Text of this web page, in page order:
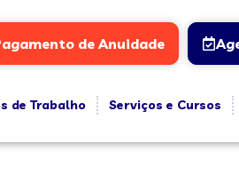
de Anuidade
de Trabalho Serviços e Cursos